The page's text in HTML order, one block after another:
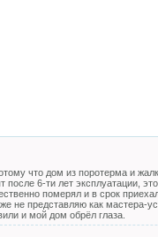
что дом из поротерма и
6-ти лет эксплуатации,
померял и в срок
не представляю как мастера-
и мой дом обрёл глаза.